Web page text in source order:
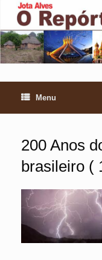
content
Menu
200 Anos
brasileiro (